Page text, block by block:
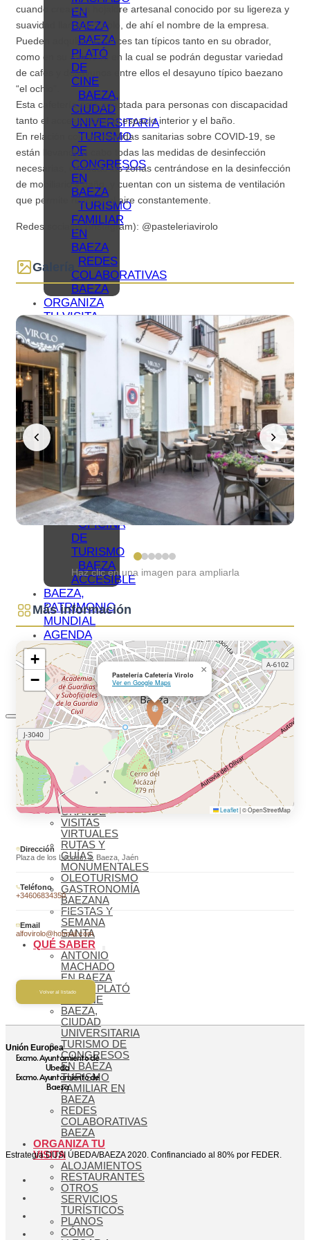
EN
BAEZA
BAEZA
PLATÓ
DE
CINE
BAEZA,
CIUDAD
UNIVERSITARIA
TURISMO
DE
CONGRESOS
EN
BAEZA
TURISMO
FAMILIAR
EN
BAEZA
REDES
COLABORATIVAS
BAEZA
ORGANIZA
TU VISITA
ALOJAMIENTOS
RESTAURANTES
OTROS
SERVICIOS
TURÍSTICOS
PLANOS
CÓMO
LLEGAR
A
BAEZA
APARCAMIENTO
TRANSPORTE
PÚBLICO
OFICINA
DE
TURISMO
BAEZA
ACCESIBLE
BAEZA,
PATRIMONIO
MUNDIAL
AGENDA
CULTURAL
BLOG
BIENVENIDOS
A BAEZA
QUÉ VER
IMPRESCINDIBLES
QUÉ VER –
MONUMENTOS
MUSEOS
QUÉ VER –
LAGUNA
GRANDE
VISITAS
VIRTUALES
RUTAS Y
GUÍAS
MONUMENTALES
OLEOTURISMO
GASTRONOMÍA
BAEZANA
FIESTAS Y
SEMANA
SANTA
QUÉ SABER
ANTONIO
MACHADO
EN BAEZA
BAEZA PLATÓ
DE CINE
BAEZA,
CIUDAD
UNIVERSITARIA
TURISMO DE
CONGRESOS
EN BAEZA
TURISMO
FAMILIAR EN
BAEZA
REDES
COLABORATIVAS
BAEZA
ORGANIZA TU
VISITA
ALOJAMIENTOS
RESTAURANTES
OTROS
SERVICIOS
TURÍSTICOS
PLANOS
CÓMO
cuando crean un hojaldre artesanal conocido por su ligereza y
suavidad llamado Virolo, de ahí el nombre de la empresa.
Pueden adquirir los dulces tan típicos tanto en su obrador,
como en su cafetería en la cual se podrán degustar variedad
de cafés y desayunos entre ellos el desayuno típico baezano
“el ochio”.
Esta cafetería está adaptada para personas con discapacidad
tanto el acceso como el espacio interior y el baño.
En relación con las medidas sanitarias sobre COVID-19, se
están llevando a cabo todas las medidas de desinfección
necesarias, en todas las zonas centrándose en la desinfección
de mobiliario y baño, y cuentan con un sistema de ventilación
que permite renovar el aire constantemente.
Redes sociales (Instagram): @pasteleriavirolo
Galería
Haz clic en una imagen para ampliarla
Más información
Pastelería Cafetería Virolo
Ver en Google Maps
×
+
−
Leaflet|© OpenStreetMap
Dirección
Plaza de los Leones, 4, Baeza, Jaén
Teléfono
+34606834350
Email
alfovirolo@hotmail.com
Volver al listado
Unión Europea
Excmo. Ayuntamiento de
Ubeda
Excmo. Ayuntamiento de
Baeza
Estrategia DUSI ÚBEDA/BAEZA 2020. Confinanciado al 80% por FEDER.